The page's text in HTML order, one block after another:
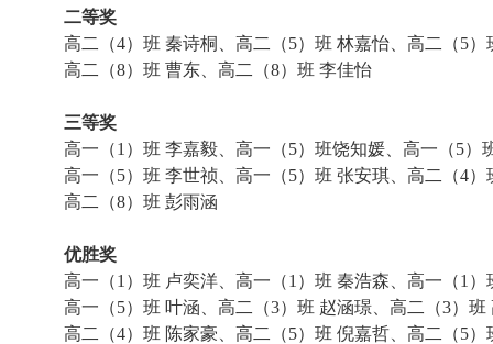
二等奖
高二（4）班 秦诗桐、高二（5）班 林嘉怡、高二（5）
高二（8）班 曹东、高二（8）班 李佳怡
三等奖
高一（1 ）班 李嘉毅、高一（5）班饶知媛、高一（5）
高一（5）班 李世祯、高一（5）班 张安琪、高二（4）
高二（8）班 彭雨涵
优胜奖
高一（1 ）班 卢奕洋、高一（1 ）班 秦浩森、高一（1 ）
高一（5）班 叶涵、高二（3）班 赵涵璟、高二（3）班
高二（4）班 陈家豪、高二（5）班 倪嘉哲、高二（5）